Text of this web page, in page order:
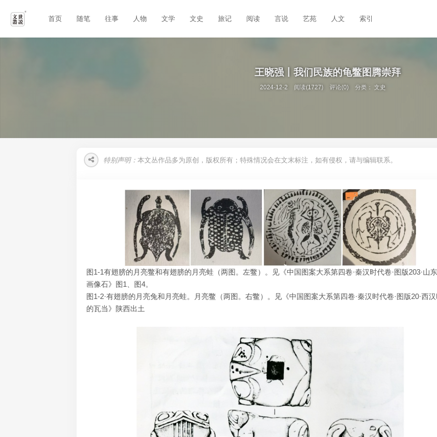
首页 随笔 往事 人物 文学 文史 旅记 阅读 言说 艺苑 人文 索引
王晓强丨我们民族的龟鳖图腾崇拜
2024-12-2 阅读(1727) 评论(0) 分类：文史
特别声明： 本文丛作品多为原创，版权所有；特殊情况会在文末标注，如有侵权，请与编辑联系。
图1-1有翅膀的月亮鳖和有翅膀的月亮蛙（两图。左鳖）。见《中国图案大系第四卷·秦汉时代卷·图版203·山
画像石》图1、图4。
图1-2·有翅膀的月亮兔和月亮蛙。月亮鳖（两图。右鳖）。见《中国图案大系第四卷·秦汉时代卷·图版20·西
的瓦当》陕西出土